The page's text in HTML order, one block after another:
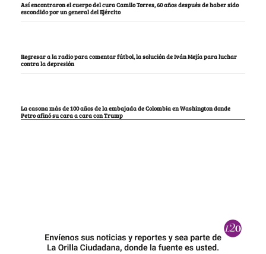
Así encontraron el cuerpo del cura Camilo Torres, 60 años después de haber sido
escondido por un general del Ejército
Regresar a la radio para comentar fútbol, la solución de Iván Mejía para luchar
contra la depresión
La casona más de 100 años de la embajada de Colombia en Washington donde
Petro afinó su cara a cara con Trump